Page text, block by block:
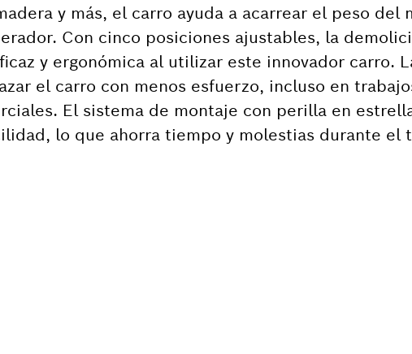
y más, el carro ayuda a acarrear el peso
Con cinco posiciones ajustables, la
y ergonómica al utilizar este innovador carro.
el carro con menos esfuerzo, incluso en
El sistema de montaje con perilla en
lo que ahorra tiempo y molestias durante el